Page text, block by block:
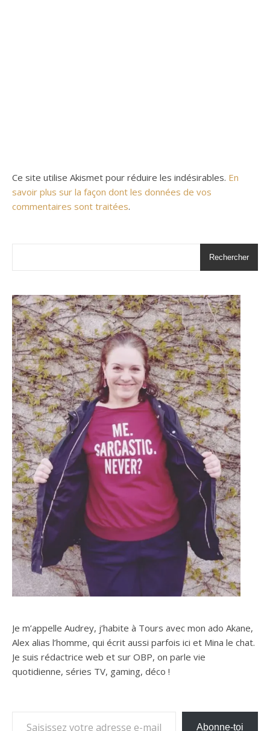
Ce site utilise Akismet pour réduire les indésirables. En
savoir plus sur la façon dont les données de vos
commentaires sont traitées.
Rechercher
Je m’appelle Audrey, j’habite à Tours avec mon ado Akane,
Alex alias l’homme, qui écrit aussi parfois ici et Mina le chat.
Je suis rédactrice web et sur OBP, on parle vie
quotidienne, séries TV, gaming, déco !
Abonne-toi